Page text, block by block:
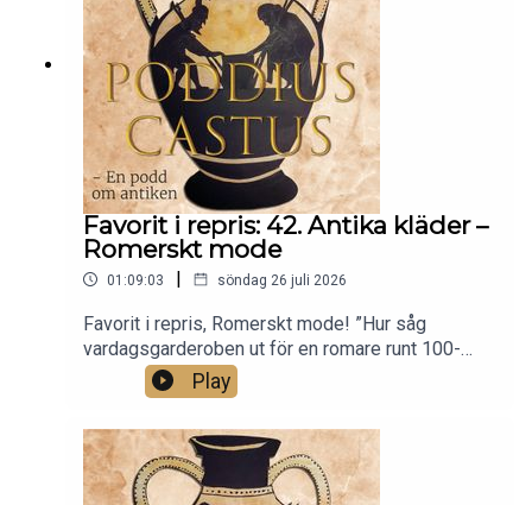
Favorit i repris: 42. Antika kläder –
Romerskt mode
01:09:03 | söndag 26 juli 2026
Favorit i repris, Romerskt mode! ”Hur såg
vardagsgarderoben ut för en romare runt 100-
talet e.v.t? Det ska vi svara på i det här avsnittet!
Vi förklarar hur man tar på sig sin toga, varför det
fick snygga färger på sina plagg. Det här är andra
avsnittet om antika kläder.”
Play